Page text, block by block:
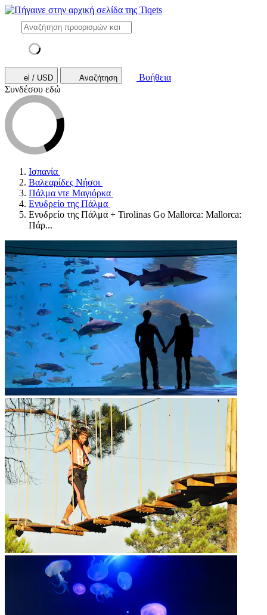
el / USD Αναζήτηση
Βοήθεια
Συνδέσου εδώ
Ισπανία
Βαλεαρίδες Νήσοι
Πάλμα ντε Μαγιόρκα
Ενυδρείο της Πάλμα
Ενυδρείο της Πάλμα + Tirolinas Go Mallorca: Mallorca:
Πάρ...